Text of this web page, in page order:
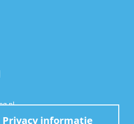
Privacy informatie